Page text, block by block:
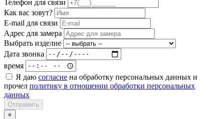
Телефон для связи
Как вас зовут?
E-mail для связи
Адрес для замера
Выбрать изделие
Дата звонка
время
Я даю согласие на обработку персональных данных и
прочел политику в отношении обработки персональных
данных
Отправить
×